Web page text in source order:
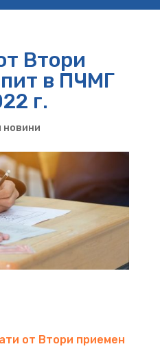
Втори
в ПЧМГ
г.
новини
от Втори приемен